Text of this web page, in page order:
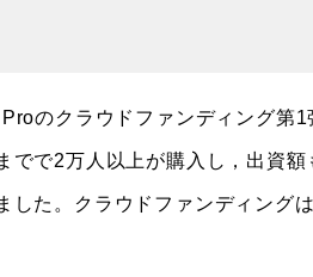
のクラウドファンディング第1
でで2万人以上が購入し，出資
した。クラウドファンディング